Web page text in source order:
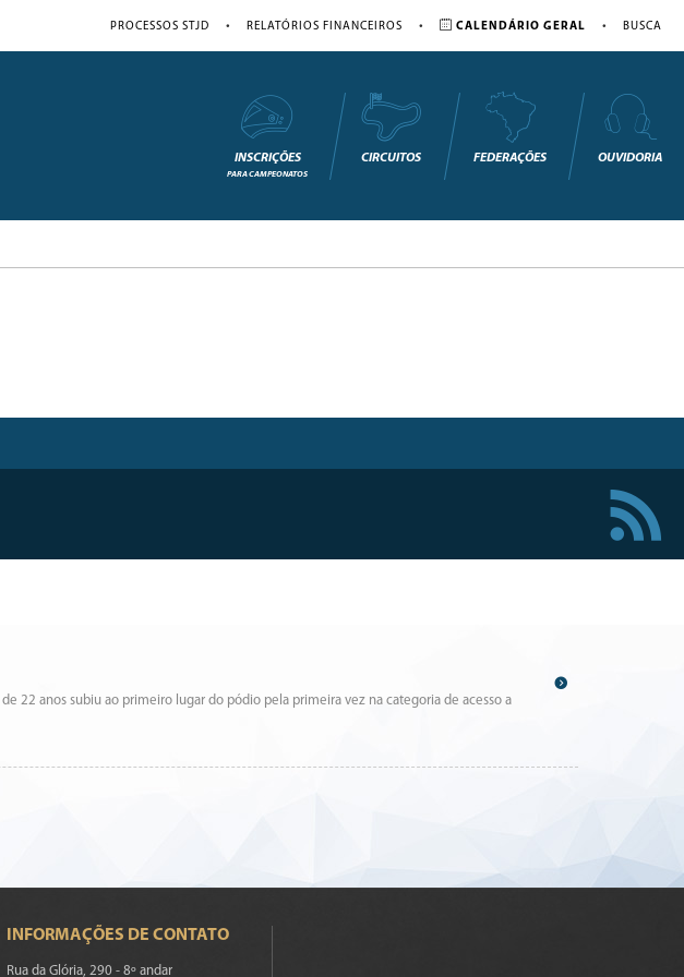
PROCESSOS STJD • RELATÓRIOS FINANCEIROS • CALENDÁRIO GERAL • BUSCA
INSCRIÇÕES
PARA CAMPEONATOS
CIRCUITOS FEDERAÇÕES OUVIDORIA
22 anos subiu ao primeiro lugar do pódio pela primeira vez na categoria de acesso a
INFORMAÇÕES DE CONTATO
Rua da Glória, 290 - 8º andar